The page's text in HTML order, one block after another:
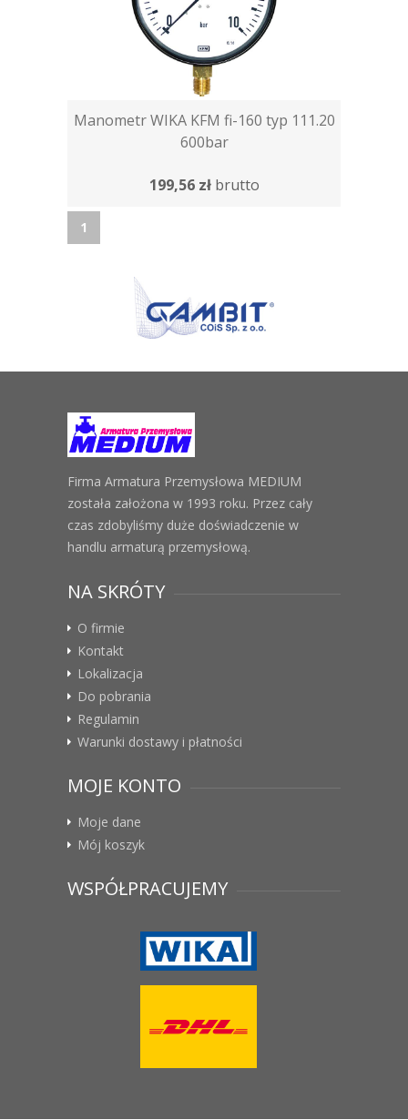
Manometr WIKA KFM fi-160 typ 111.20
600bar
199,56 zł brutto
1
Firma Armatura Przemysłowa MEDIUM
została założona w 1993 roku. Przez cały
czas zdobyliśmy duże doświadczenie w
handlu armaturą przemysłową.
NA SKRÓTY
O firmie
Kontakt
Lokalizacja
Do pobrania
Regulamin
Warunki dostawy i płatności
MOJE KONTO
Moje dane
Mój koszyk
WSPÓŁPRACUJEMY